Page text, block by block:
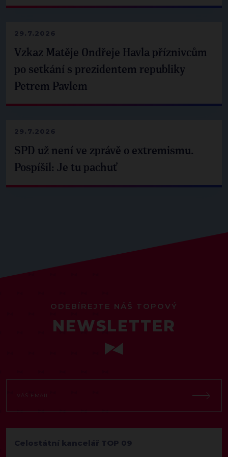
29.7.2026
Vzkaz Matěje Ondřeje Havla příznivcům
po setkání s prezidentem republiky
Petrem Pavlem
29.7.2026
SPD už není ve zprávě o extremismu.
Pospíšil: Je tu pachuť
ODEBÍREJTE NÁŠ TOPOVÝ
NEWSLETTER
Celostátní kancelář TOP 09